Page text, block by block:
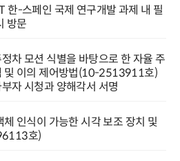
한-스페인 국제 연구개발 과제 내 필
방문
차 모션 식별을 바탕으로 한 자율 주
및 이의 제어방법(10-2513911호)
자 시청과 양해각서 서명
체 인식이 가능한 시각 보조 장치 및
호)